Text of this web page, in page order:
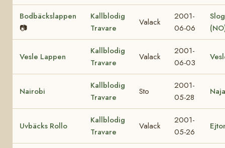
Bodbäckslappen
📷
Kallblodig
Travare
Valack
2001-
06-06
Vesle Lappen
Kallblodig
Travare
Valack
2001-
06-03
Nairobi
Kallblodig
Travare
Sto
2001-
05-28
Uvbäcks Rollo
Kallblodig
Travare
Valack
2001-
05-26